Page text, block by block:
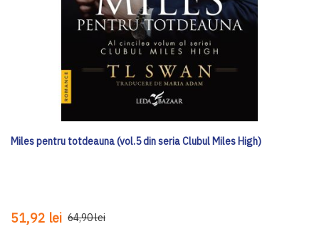
Miles pentru totdeauna (vol.5 din seria Clubul Miles High)
51,92 lei 64,90 lei